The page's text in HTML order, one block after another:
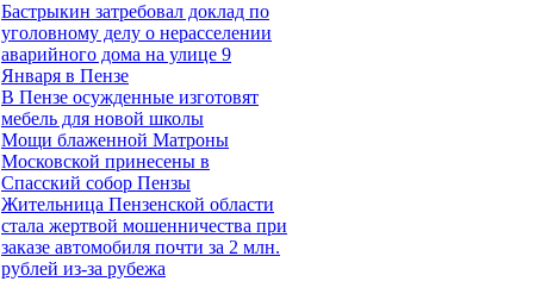
Бастрыкин затребовал доклад по
уголовному делу о нерасселении
аварийного дома на улице 9
Января в Пензе
В Пензе осужденные изготовят
мебель для новой школы
Мощи блаженной Матроны
Московской принесены в
Спасский собор Пензы
Жительница Пензенской области
стала жертвой мошенничества при
заказе автомобиля почти за 2 млн.
рублей из-за рубежа